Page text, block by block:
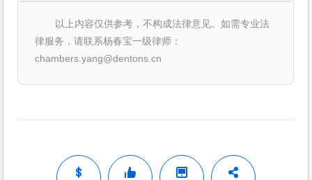
以上内容仅供参考，不构成法律意见。如需专业法
律服务，请联系杨春宝一级律师：
chambers.yang@dentons.cn